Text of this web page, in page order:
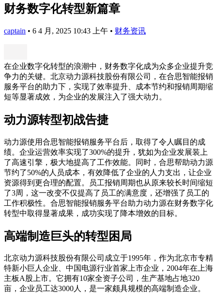
财务数字化转型新篇章
captain • 6 4 月, 2025 10:43 上午 • 财务资讯
在企业数字化转型的浪潮中，财务数字化成为众多企业提升竞
争力的关键。北京动力源科技股份有限公司，在合思智能报销
服务平台的助力下，实现了效率提升、成本节约和报销周期缩
短等显著成效，为企业的发展注入了强大动力。
动力源转型初战告捷
动力源使用合思智能报销服务平台后，取得了令人瞩目的成
绩。企业运营效率实现了300%的提升，犹如为企业发展装上
了高速引擎，极大地提高了工作效能。同时，合思帮助动力源
节约了50%的人员成本，有效降低了企业的人力支出，让企业
资源得到更合理的配置。员工报销周期也从原来较长时间缩短
了3周，这一改变不仅提高了员工的满意度，还增强了员工的
工作积极性。合思智能报销服务平台助力动力源在财务数字化
转型中取得显著成果，成功实现了降本增效的目标。
高端制造巨头的转型困局
北京动力源科技股份有限公司成立于1995年，作为北京市专精
特新小巨人企业、中国电源行业首家上市企业，2004年在上海
主板A股上市。它拥有10家全资子公司，生产基地占地320
亩，企业员工达3000人，是一家颇具规模的高端制造企业。